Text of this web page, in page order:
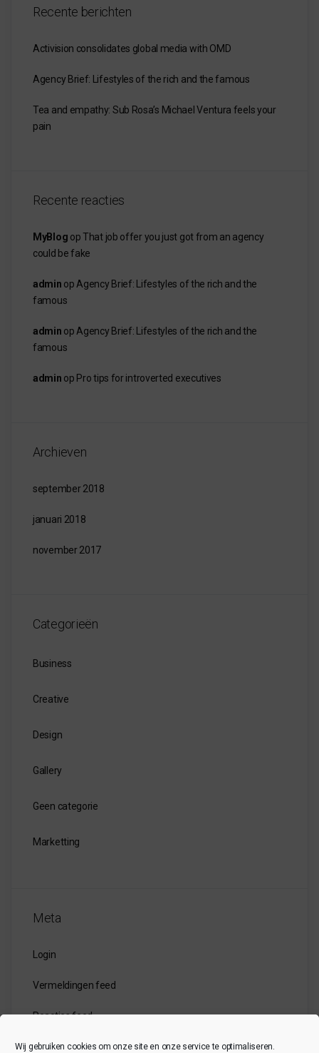
Wij gebruiken cookies om onze site en onze service te optimaliseren.
Recente berichten
Activision consolidates global media with OMD
Agency Brief: Lifestyles of the rich and the famous
Tea and empathy: Sub Rosa’s Michael Ventura feels your
pain
Recente reacties
MyBlog opThat job offer you just got from an agency
could be fake
admin op Agency Brief: Lifestyles of the rich and the
famous
admin op Agency Brief: Lifestyles of the rich and the
famous
admin op Pro tips for introverted executives
Archieven
september 2018
januari 2018
november 2017
Categorieën
Business
Creative
Design
Gallery
Geen categorie
Marketting
Meta
Login
Vermeldingen feed
Reacties feed
WordPress.org